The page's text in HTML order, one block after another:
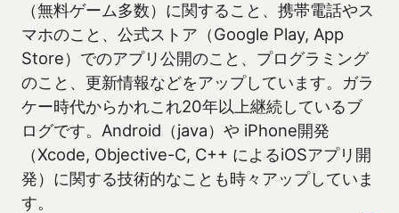
（無料ゲーム多数）に関すること、携帯電話やス
マホのこと、公式ストア（Google Play, App
Store）でのアプリ公開のこと、プログラミング
のこと、更新情報などをアップしています。ガラ
ケー時代からかれこれ20年以上継続しているブ
ログです。Android（java）や iPhone開発
（Xcode, Objective-C, C++ によるiOSアプリ開
発）に関する技術的なことも時々アップしていま
す。